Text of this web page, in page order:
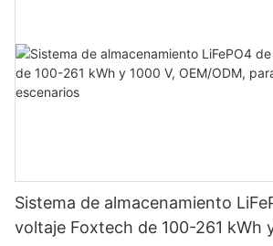
Sistema de almacenamiento
voltaje Foxtech de 100-261 kWh